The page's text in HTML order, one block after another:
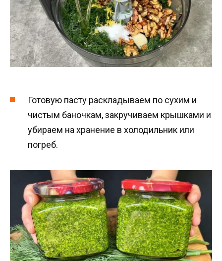
Готовую пасту раскладываем по сухим и
чистым баночкам, закручиваем крышками и
убираем на хранение в холодильник или
погреб.